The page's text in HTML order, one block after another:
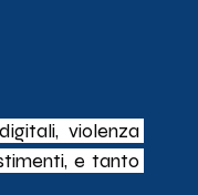
violenza
e tanto